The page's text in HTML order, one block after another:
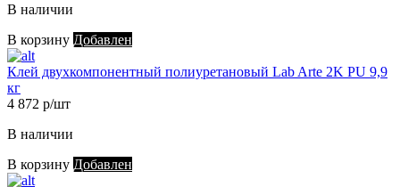
В наличии
В корзину Добавлен
Клей двухкомпонентный полиуретановый Lab Arte 2K PU 9,9
кг
4 872 р/шт
В наличии
В корзину Добавлен